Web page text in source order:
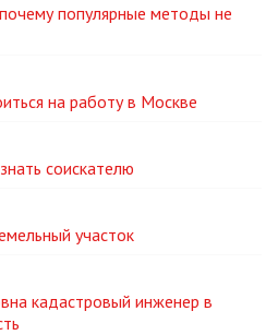
популярные методы не
на работу в Москве
соискателю
участок
кадастровый инженер в